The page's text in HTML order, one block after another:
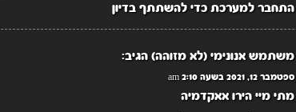
התחבר למערכת כדי להשתתף בדיון
משתמש אנונימי (לא מזוהה) הגיב:
ספטמבר 12, 2021 בשעה 2:10 am
מתי מיי הירו אאקדמיה